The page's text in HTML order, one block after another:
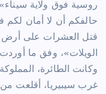
روسية فوق ولاية
حالفكم أن لا أمان لكم
قتل العشرات على أرض
الويلات»، وفق ما
وكانت الطائرة،